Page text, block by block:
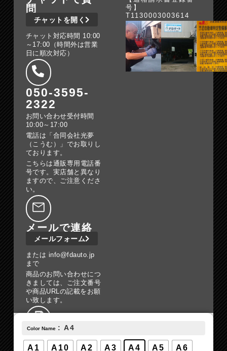
Color Name : A4
A1 A10 A2 A3 A4 A5 A6
問
チャットを開く
チャット対応時間 10:00
～17:00（時間外は営業
日に順次対応）
050-3595-
2322
お問い合わせ受付時間
10:00～17:00
電話は「合同会社光夢
（こうむ）」でお取りし
ております。
こちらは通販専用電話番
号です。実店舗と異なり
ますので、ご注意くださ
い。
メールで連絡
メールフォーム
または info@fdauto.jp
まで
商品のお問い合わせにつ
きましては、ご注文番号
や商品URLの記載をお願
い致します。
050-3527-
号】
T1130003003614